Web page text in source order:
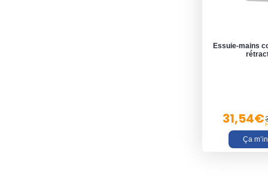
Essuie-mains
31,54€
Ça